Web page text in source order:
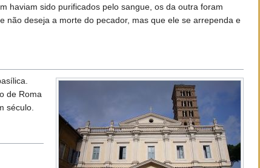
haviam sido purificados pelo sangue, os da outra foram
não deseja a morte do pecador, mas que ele se arrependa e
de Roma
século.